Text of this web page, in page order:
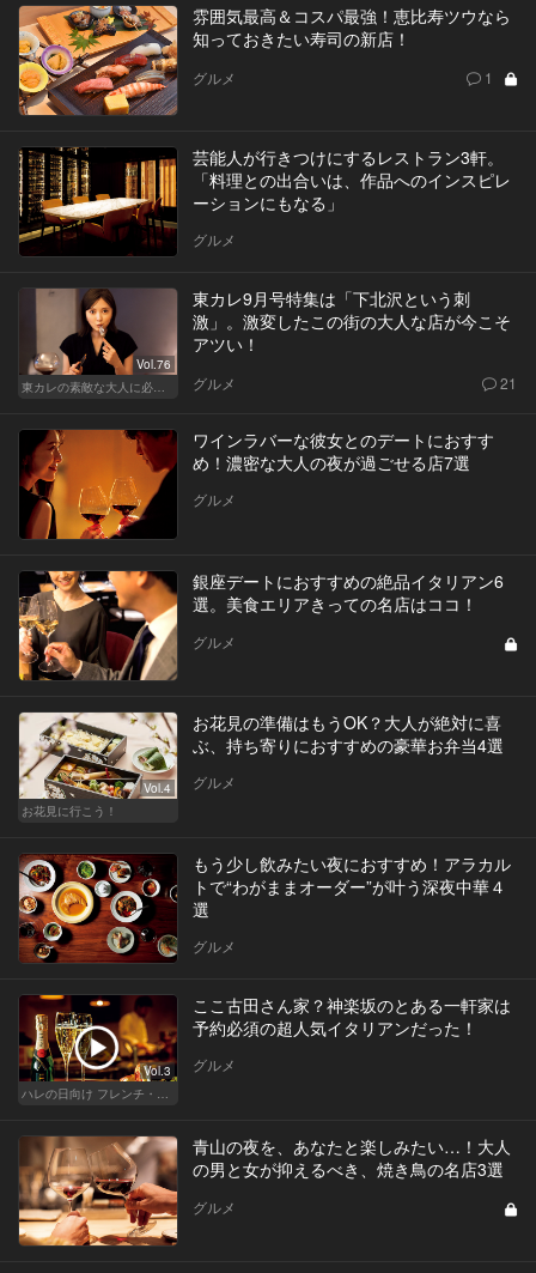
雰囲気最高＆コスパ最強！恵比寿ツウなら
知っておきたい寿司の新店！
グルメ 1
芸能人が行きつけにするレストラン3軒。
「料理との出合いは、作品へのインスピレ
ーションにもなる」
グルメ
Vol.76
東カレの素敵な大人に必要なこと
東カレ9月号特集は「下北沢という刺
激」。激変したこの街の大人な店が今こそ
アツい！
グルメ 21
ワインラバーな彼女とのデートにおすす
め！濃密な大人の夜が過ごせる店7選
グルメ
銀座デートにおすすめの絶品イタリアン6
選。美食エリアきっての名店はココ！
グルメ
Vol.4
お花見に行こう！
お花見の準備はもうOK？大人が絶対に喜
ぶ、持ち寄りにおすすめの豪華お弁当4選
グルメ
もう少し飲みたい夜におすすめ！アラカル
トで“わがままオーダー”が叶う深夜中華４
選
グルメ
Vol.3
ここ古田さん家？神楽坂のとある一軒家は
予約必須の超人気イタリアンだった！
グルメ
青山の夜を、あなたと楽しみたい…！大人
の男と女が抑えるべき、焼き鳥の名店3選
グルメ